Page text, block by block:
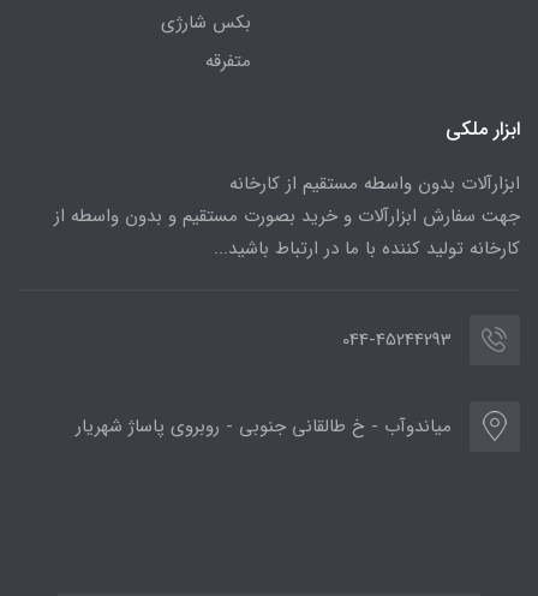
بکس شارژی
متفرقه
ابزار ملکی
ابزارآلات بدون واسطه مستقیم از کارخانه
جهت سفارش ابزارآلات و خرید بصورت مستقیم و بدون واسطه از
کارخانه تولید کننده با ما در ارتباط باشید...
044-45244293
میاندوآب - خ طالقانی جنوبی - روبروی پاساژ شهریار